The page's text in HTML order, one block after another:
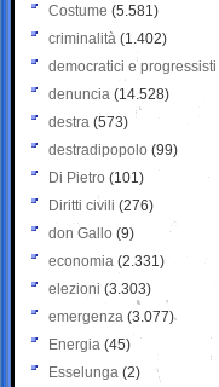
Costume (5.581)
criminalità (1.402)
democratici e progressisti
denuncia (14.528)
destra (573)
destradipopolo (99)
Di Pietro (101)
Diritti civili (276)
don Gallo (9)
economia (2.331)
elezioni (3.303)
emergenza (3.077)
Energia (45)
Esselunga (2)